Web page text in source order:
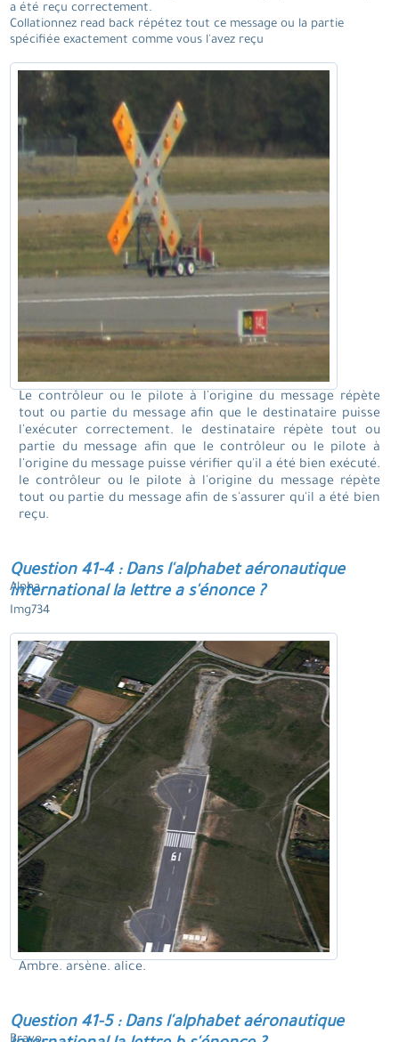
a été reçu correctement.
Collationnez read back répétez tout ce message ou la partie
spécifiée exactement comme vous l'avez reçu
Le contrôleur ou le pilote à l'origine du message répète
tout ou partie du message afin que le destinataire puisse
l'exécuter correctement. le destinataire répète tout ou
partie du message afin que le contrôleur ou le pilote à
l'origine du message puisse vérifier qu'il a été bien exécuté.
le contrôleur ou le pilote à l'origine du message répète
tout ou partie du message afin de s'assurer qu'il a été bien
reçu.
Question 41-4 : Dans l'alphabet aéronautique
international la lettre a s'énonce ?
Alpha.
Img734
Ambre. arsène. alice.
Question 41-5 : Dans l'alphabet aéronautique